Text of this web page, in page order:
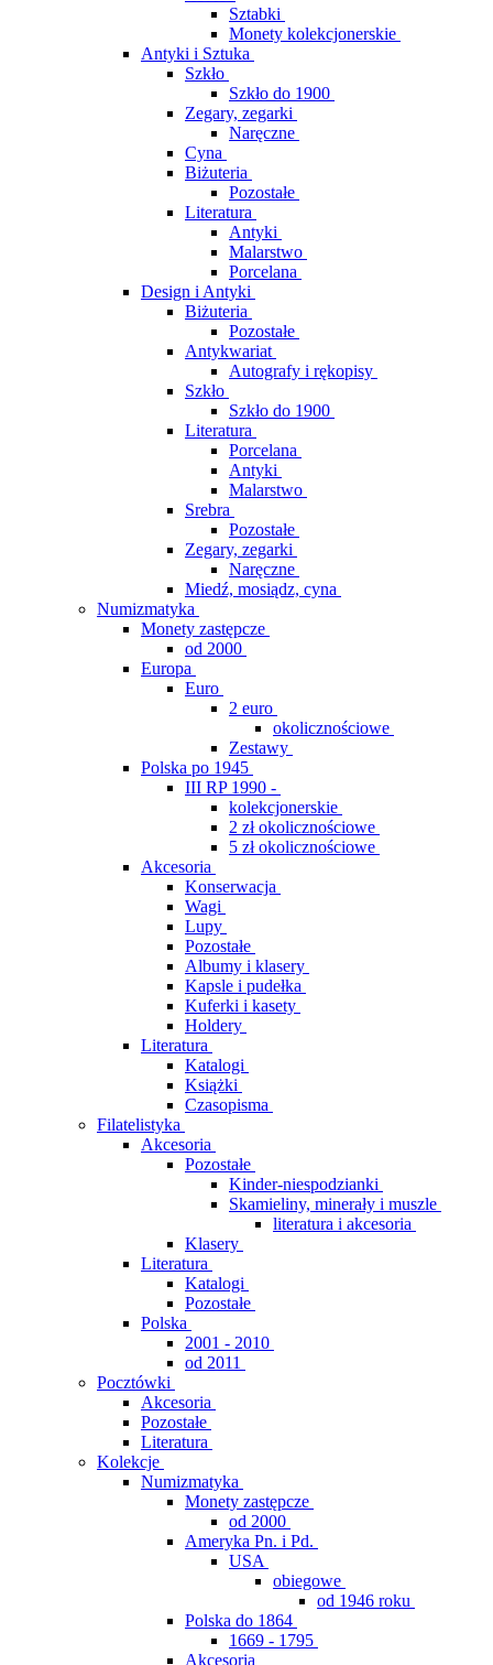
Sztabki
Monety kolekcjonerskie
Antyki i Sztuka
Szkło
Szkło do 1900
Zegary, zegarki
Naręczne
Cyna
Biżuteria
Pozostałe
Literatura
Antyki
Malarstwo
Porcelana
Design i Antyki
Biżuteria
Pozostałe
Antykwariat
Autografy i rękopisy
Szkło
Szkło do 1900
Literatura
Porcelana
Antyki
Malarstwo
Srebra
Pozostałe
Zegary, zegarki
Naręczne
Miedź, mosiądz, cyna
Numizmatyka
Monety zastępcze
od 2000
Europa
Euro
2 euro
okolicznościowe
Zestawy
Polska po 1945
III RP 1990 -
kolekcjonerskie
2 zł okolicznościowe
5 zł okolicznościowe
Akcesoria
Konserwacja
Wagi
Lupy
Pozostałe
Albumy i klasery
Kapsle i pudełka
Kuferki i kasety
Holdery
Literatura
Katalogi
Książki
Czasopisma
Filatelistyka
Akcesoria
Pozostałe
Kinder-niespodzianki
Skamieliny, minerały i muszle
literatura i akcesoria
Klasery
Literatura
Katalogi
Pozostałe
Polska
2001 - 2010
od 2011
Pocztówki
Akcesoria
Pozostałe
Literatura
Kolekcje
Numizmatyka
Monety zastępcze
od 2000
Ameryka Pn. i Pd.
USA
obiegowe
od 1946 roku
Polska do 1864
1669 - 1795
Akcesoria